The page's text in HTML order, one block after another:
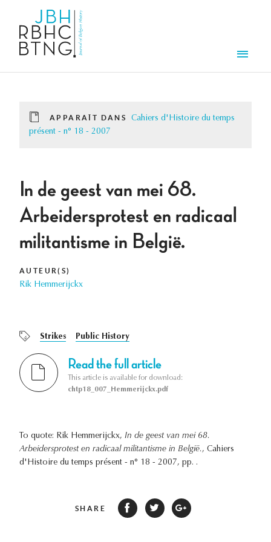
APPARAÎT DANS
Cahiers d'Histoire du temps
présent - n° 18 - 2007
In de geest van mei 68.
Arbeidersprotest en radicaal
militantisme in België.
AUTEUR(S)
Rik Hemmerijckx
Strikes Public History
Read the full article
This article is available for download:
chtp18_007_Hemmerijckx.pdf
To quote: Rik Hemmerijckx, In de geest van mei 68.
Arbeidersprotest en radicaal militantisme in België., Cahiers
d'Histoire du temps présent - n° 18 - 2007, pp. .
SHARE